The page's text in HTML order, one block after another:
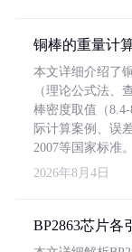
铜棒的重量计
本文详细介绍了
（理论公式法、
棒密度取值（
际计算案例、误
2007等国家标准。
2026年8月4日
BP2863芯片各